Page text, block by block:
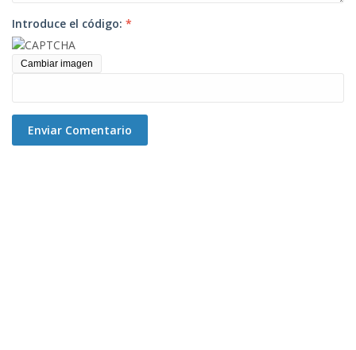
Introduce el código: *
Cambiar imagen
Enviar Comentario